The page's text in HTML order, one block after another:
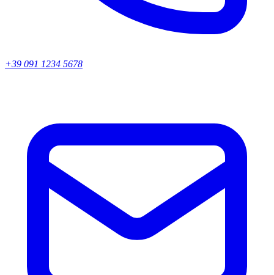
+39 091 1234 5678